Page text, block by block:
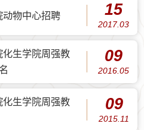
物中心招聘 15
2017.03
生学院周强教
09
2016.05
生学院周强教
09
2015.11